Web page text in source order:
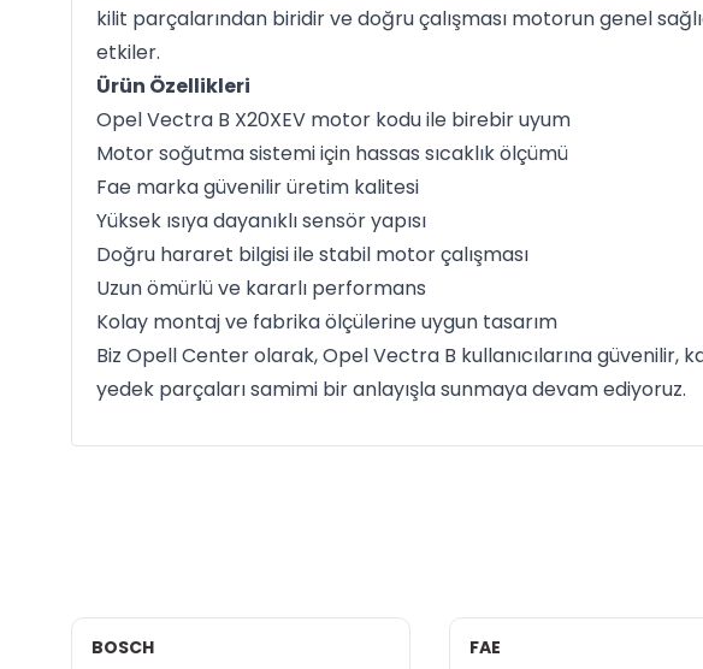
kilit parçalarından biridir ve doğru çalışması motorun genel
etkiler.
Ürün Özellikleri
Opel Vectra B X20XEV motor kodu ile birebir uyum
Motor soğutma sistemi için hassas sıcaklık ölçümü
Fae marka güvenilir üretim kalitesi
Yüksek ısıya dayanıklı sensör yapısı
Doğru hararet bilgisi ile stabil motor çalışması
Uzun ömürlü ve kararlı performans
Kolay montaj ve fabrika ölçülerine uygun tasarım
Biz Opell Center olarak, Opel Vectra B kullanıcılarına güvenilir,
yedek parçaları samimi bir anlayışla sunmaya devam ediyoruz.
BOSCH
FAE